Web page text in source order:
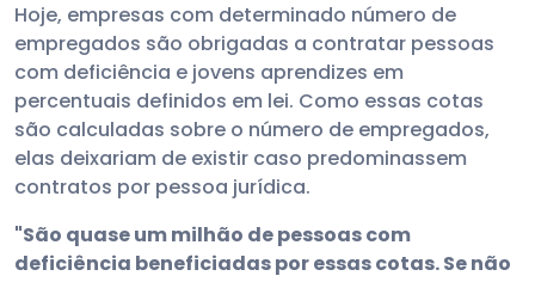
Hoje, empresas com determinado número de
empregados são obrigadas a contratar pessoas
com deficiência e jovens aprendizes em
percentuais definidos em lei. Como essas cotas
são calculadas sobre o número de empregados,
elas deixariam de existir caso predominassem
contratos por pessoa jurídica.
"São quase um milhão de pessoas com
deficiência beneficiadas por essas cotas. Se não